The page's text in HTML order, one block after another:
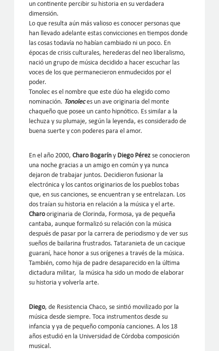
un continente percibir su historia en su verdadera
dimensión.
Lo que resulta aún más valioso es conocer personas que
han llevado adelante estas convicciones en tiempos donde
las cosas todavía no habían cambiado ni un poco. En
épocas de crisis culturales, herederas del neo liberalismo,
nació un grupo de música decidido a hacer escuchar las
voces de los que permanecieron enmudecidos por el
poder.
Tonolec es el nombre que este dúo ha elegido como
nominación. Tonoleces un ave originaria del monte
chaqueño que posee un canto hipnótico. Es similar a la
lechuza y su plumaje, según la leyenda, es considerado de
buena suerte y con poderes para el amor.
En el año 2000,Charo Bogaríny Diego Pérez se conocieron
una noche gracias a un amigo en común y ya nunca
dejaron de trabajar juntos. Decidieron fusionar la
electrónica y los cantos originarios de los pueblos tobas
que, en sus canciones, se encuentran y se entrelazan. Los
dos traían su historia en relación a la música y el arte.
Charooriginaria de Clorinda, Formosa, ya de pequeña
cantaba, aunque formalizó su relación con la música
después de pasar por la carrera de periodismo y de ver sus
sueños de bailarina frustrados. Tataranieta de un cacique
guaraní, hace honor a sus orígenes a través de la música.
También, como hija de padre desaparecido en la última
dictadura militar, la música ha sido un modo de elaborar
su historia y volverla arte.
Diego, de Resistencia Chaco, se sintió movilizado por la
música desde siempre. Toca instrumentos desde su
infancia y ya de pequeño componía canciones. A los 18
años estudió en la Universidad de Córdoba composición
musical.